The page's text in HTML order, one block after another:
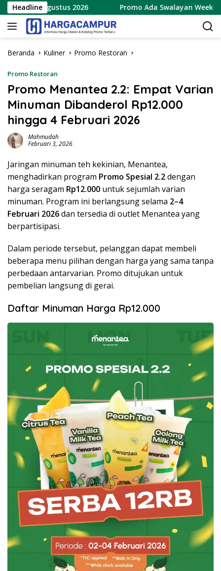
Langsung
ke
konten
Headline
8 Agustus 2026 Promo Ada Swalayan Weekend
Beranda Kuliner Promo Restoran
Promo Restoran
Promo Menantea 2.2: Empat Varian
Minuman Dibanderol Rp12.000
hingga 4 Februari 2026
Mahmudah
Februari 3, 2026
Jaringan minuman teh kekinian, Menantea,
menghadirkan program Promo Spesial 2.2dengan
harga seragam Rp12.000 untuk sejumlah varian
minuman. Program ini berlangsung selama 2–4
Februari 2026dan tersedia di outlet Menantea yang
berpartisipasi.
Dalam periode tersebut, pelanggan dapat membeli
beberapa menu pilihan dengan harga yang sama tanpa
perbedaan antarvarian. Promo ditujukan untuk
pembelian langsung di gerai.
Daftar Minuman Harga Rp12.000